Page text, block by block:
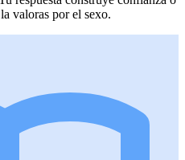
valoras por el sexo.